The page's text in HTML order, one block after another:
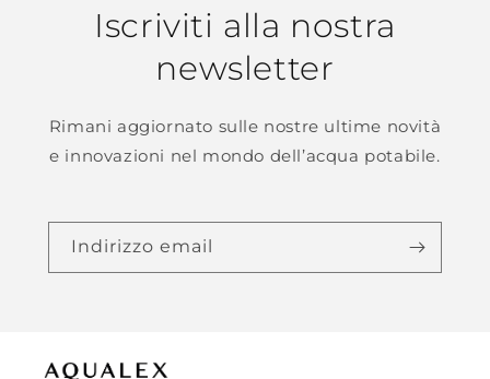
Iscriviti alla nostra
newsletter
Rimani aggiornato sulle nostre ultime novità
e innovazioni nel mondo dell’acqua potabile.
Indirizzo email